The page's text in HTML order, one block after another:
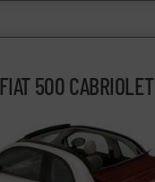
FIAT 500 CABRIOLET